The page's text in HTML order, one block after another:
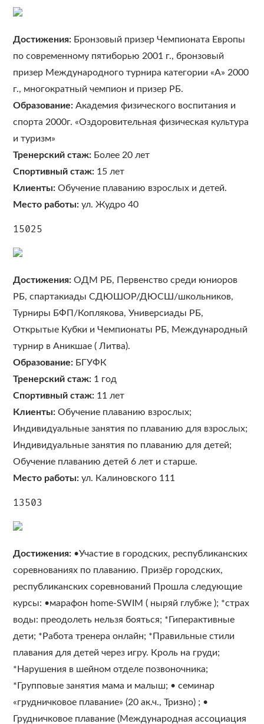
Достижения: Бронзовый призер Чемпионата Европы
по современному пятиборью 2001 г., бронзовый
призер Международного турнира категории «А» 2000
г., многократный чемпион и призер РБ.
Образование: Академия физического воспитания и
спорта 2000г. «Оздоровительная физическая культура
и туризм»
Тренерский стаж: Более 20 лет
Спортивный стаж: 15 лет
Клиенты: Обучение плаванию взрослых и детей.
Место работы: ул. Жудро 40
15025
Достижения: ОДМ РБ, Первенство среди юниоров
РБ, спартакиады СДЮШОР/ДЮСШ/школьников,
Турниры БФП/Коплякова, Универсиады РБ,
Открытые Кубки и Чемпионаты РБ, Международный
турнир в Аникшае ( Литва).
Образование: БГУФК
Тренерский стаж: 1 год
Спортивный стаж: 11 лет
Клиенты: Обучение плаванию взрослых;
Индивидуальные занятия по плаванию для взрослых;
Индивидуальные занятия по плаванию для детей;
Обучение плаванию детей 6 лет и старше.
Место работы: ул. Калиновского 111
13503
Достижения: •Участие в городских, республиканских
соревнованиях по плаванию. Призёр городских,
республиканских соревнований Прошла следующие
курсы: •марафон home-SWIM ( ныряй глубже ); *страх
воды: преодолеть нельзя бояться; *Гиперактивные
дети; *Работа тренера онлайн; *Правильные стили
плавания для детей через игру. Кроль на груди;
*Нарушения в шейном отделе позвоночника;
*Групповые занятия мама и малыш; • семинар
«грудничковое плавание» (20 ак.ч., Тризно) ; •
Грудничковое плавание (Международная ассоциация